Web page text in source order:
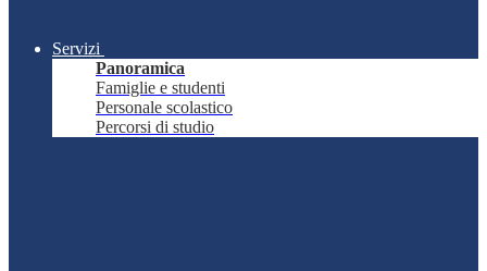
Servizi
Panoramica
Famiglie e studenti
Personale scolastico
Percorsi di studio